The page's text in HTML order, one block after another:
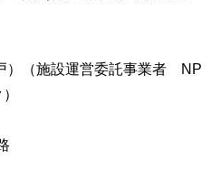
）（施設運営委託事業者 NP